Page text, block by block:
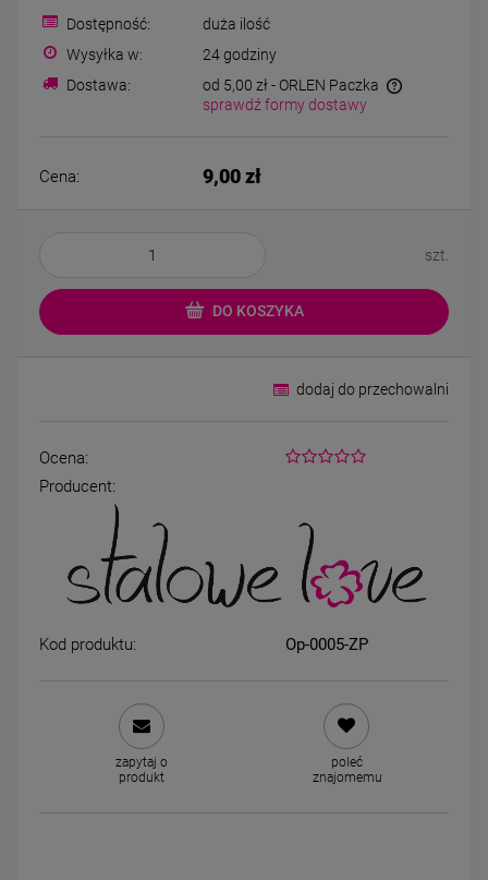
Bransoletka srebrna STAL
CHIRURGICZNA
modułowa ażurowa
cyrkonie
69,00 zł
modułowa
koniczyny
79,00 zł
gumkowa HEMATYT AGAT
DO KOSZYKA
CHIRURGICZNA druciki i
Dostępność:
duża ilość
Wysyłka w:
24 godziny
Dostawa:
od 5,00 zł - ORLEN Paczka
sprawdź formy dostawy
Cena: 9,00 zł
szt.
DO KOSZYKA
dodaj do przechowalni
Ocena:
Producent:
Kod produktu: Op-0005-ZP
zapytaj o
produkt
poleć
znajomemu